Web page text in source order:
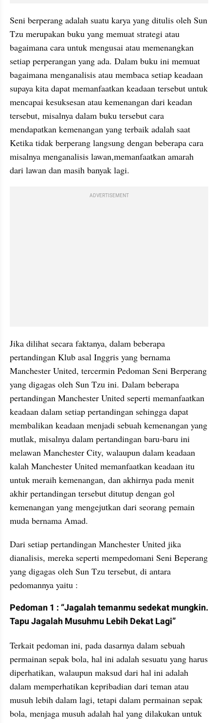
Seni berperang adalah suatu karya yang ditulis oleh Sun
Tzu merupakan buku yang memuat strategi atau
bagaimana cara untuk mengusai atau memenangkan
setiap perperangan yang ada. Dalam buku ini memuat
bagaimana menganalisis atau membaca setiap keadaan
supaya kita dapat memanfaatkan keadaan tersebut untuk
mencapai kesuksesan atau kemenangan dari keadan
tersebut, misalnya dalam buku tersebut cara
mendapatkan kemenangan yang terbaik adalah saat
Ketika tidak berperang langsung dengan beberapa cara
misalnya menganalisis lawan,memanfaatkan amarah
dari lawan dan masih banyak lagi.
ADVERTISEMENT
Jika dilihat secara faktanya, dalam beberapa
pertandingan Klub asal Inggris yang bernama
Manchester United, tercermin Pedoman Seni Berperang
yang digagas oleh Sun Tzu ini. Dalam beberapa
pertandingan Manchester United seperti memanfaatkan
keadaan dalam setiap pertandingan sehingga dapat
membalikan keadaan menjadi sebuah kemenangan yang
mutlak, misalnya dalam pertandingan baru-baru ini
melawan Manchester City, walaupun dalam keadaan
kalah Manchester United memanfaatkan keadaan itu
untuk meraih kemenangan, dan akhirnya pada menit
akhir pertandingan tersebut ditutup dengan gol
kemenangan yang mengejutkan dari seorang pemain
muda bernama Amad.
Dari setiap pertandingan Manchester United jika
dianalisis, mereka seperti mempedomani Seni Beperang
yang digagas oleh Sun Tzu tersebut, di antara
pedomannya yaitu :
Pedoman 1 : “Jagalah temanmu sedekat mungkin.
Tapu Jagalah Musuhmu Lebih Dekat Lagi”
Terkait pedoman ini, pada dasarnya dalam sebuah
permainan sepak bola, hal ini adalah sesuatu yang harus
diperhatikan, walaupun maksud dari hal ini adalah
dalam memperhatikan kepribadian dari teman atau
musuh lebih dalam lagi, tetapi dalam permainan sepak
bola, menjaga musuh adalah hal yang dilakukan untuk